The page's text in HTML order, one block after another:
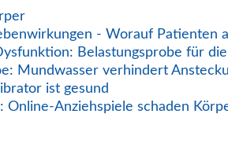
- Worauf Patienten
Belastungsprobe für
Mundwasser verhindert
ist gesund
Online-Anziehspiele schaden